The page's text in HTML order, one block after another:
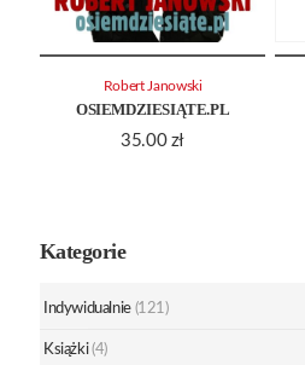
OSIEMDZIESIĄTE.PL
35.00 zł
Robert Janowski
Kategorie
Indywidualnie (121)
Książki (4)